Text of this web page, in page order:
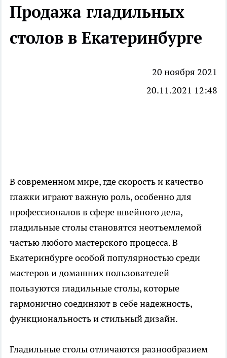
Продажа гладильных
столов в Екатеринбурге
20 ноября 2021
20.11.2021 12:48
В современном мире, где скорость и качество
глажки играют важную роль, особенно для
профессионалов в сфере швейного дела,
гладильные столы становятся неотъемлемой
частью любого мастерского процесса. В
Екатеринбурге особой популярностью среди
мастеров и домашних пользователей
пользуются гладильные столы, которые
гармонично соединяют в себе надежность,
функциональность и стильный дизайн.
Гладильные столыотличаются разнообразием